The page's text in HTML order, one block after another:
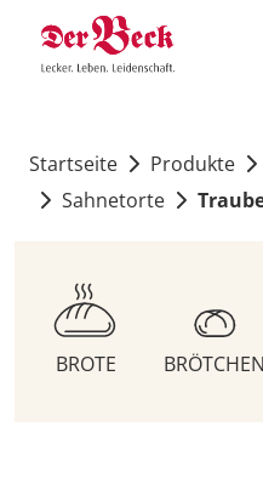
Startseite Produkte
Sahnetorte
BROTE BRÖTCHEN